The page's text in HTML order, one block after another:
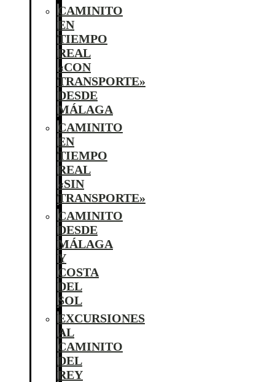
CAMINITO
EN
TIEMPO
REAL
«CON
TRANSPORTE»
DESDE
MÁLAGA
CAMINITO
EN
TIEMPO
REAL
«SIN
TRANSPORTE»
CAMINITO
DESDE
MÁLAGA
Y
COSTA
DEL
SOL
EXCURSIONES
AL
CAMINITO
DEL
REY